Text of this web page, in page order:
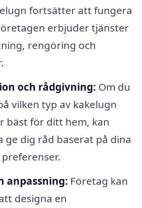
fortsätter att fungera
erbjuder tjänster
rengöring och
och rådgivning: Om du
vilken typ av kakelugn
bäst för ditt hem, kan
ge dig råd baserat på dina
anpassning: Företag kan
designa en